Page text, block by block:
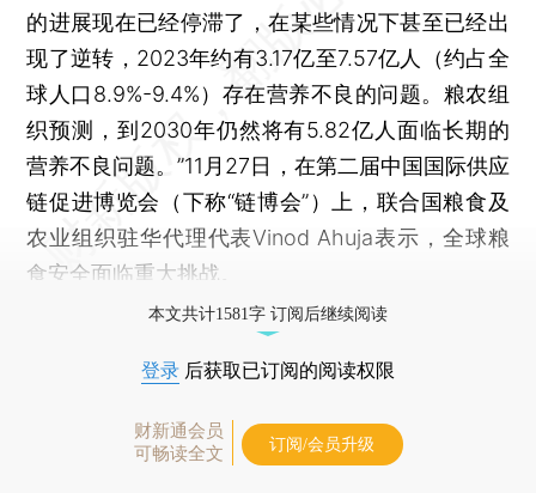
的进展现在已经停滞了，在某些情况下甚至已经出
现了逆转，2023年约有3.17亿至7.57亿人（约占全
球人口8.9%-9.4%）存在营养不良的问题。粮农组
织预测，到2030年仍然将有5.82亿人面临长期的
营养不良问题。”11月27日，在第二届中国国际供应
链促进博览会（下称“链博会”）上，联合国粮食及
农业组织驻华代理代表Vinod Ahuja表示，全球粮
食安全面临重大挑战。
本文共计1581字 订阅后继续阅读
登录 后获取已订阅的阅读权限
财新通会员
可畅读全文
订阅/会员升级